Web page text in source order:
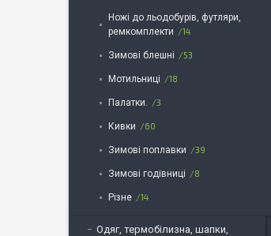
Ножі до льодобурів, футляри,
ремкомплекти
14
Зимові блешні 53
Мотильницi 18
Палатки. 3
Кивки 60
Зимові поплавки 39
Зимові годівниці 8
Різне 14
Одяг, термобілизна, шапки,